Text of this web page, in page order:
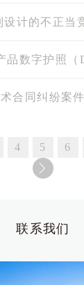
计的不正当
品数字护照（
合同纠纷案
4 5 6
联系我们